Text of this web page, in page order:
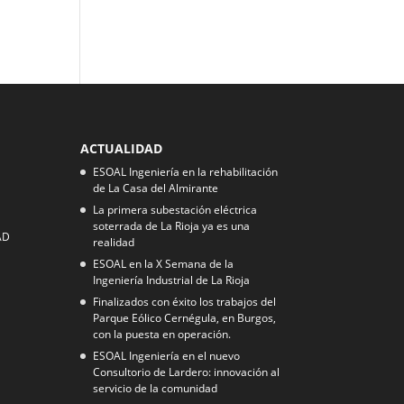
ACTUALIDAD
ESOAL Ingeniería en la rehabilitación
de La Casa del Almirante
La primera subestación eléctrica
soterrada de La Rioja ya es una
realidad
ESOAL en la X Semana de la
Ingeniería Industrial de La Rioja
Finalizados con éxito los trabajos del
Parque Eólico Cernégula, en Burgos,
con la puesta en operación.
ESOAL Ingeniería en el nuevo
Consultorio de Lardero: innovación al
servicio de la comunidad